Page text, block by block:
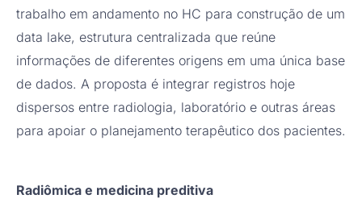
trabalho em andamento no HC para construção de um
data lake, estrutura centralizada que reúne
informações de diferentes origens em uma única base
de dados. A proposta é integrar registros hoje
dispersos entre radiologia, laboratório e outras áreas
para apoiar o planejamento terapêutico dos pacientes.
Radiômica e medicina preditiva